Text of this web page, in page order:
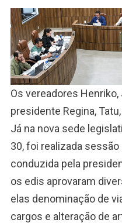
Os vereadores Henriko,
presidente Regina,
Já na nova sede
30, foi realizada sessão
conduzida pela
os edis aprovaram
elas denominação de
cargos e alteração de